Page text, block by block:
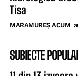
Tisa
MARAMUREȘ ACUM
SUBIECTE